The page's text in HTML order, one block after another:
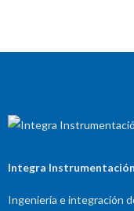
Integra
Ingeniería e integración